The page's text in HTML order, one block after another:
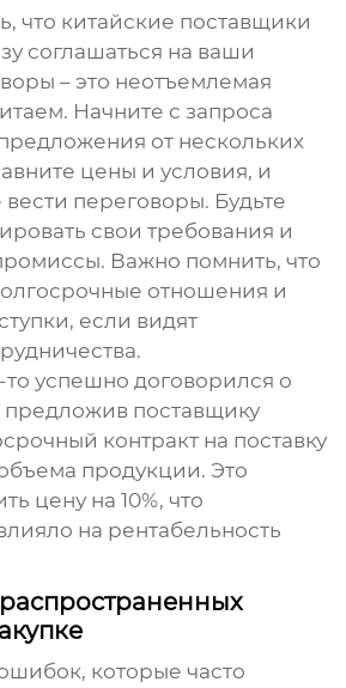
что китайские поставщики
соглашаться на ваши
– это неотъемлемая
Начните с запроса
от нескольких
цены и условия, и
переговоры. Будьте
свои требования и
Важно помнить, что
отношения и
если видят
успешно договорился о
поставщику
контракт на поставку
продукции. Это
цену на 10%, что
на рентабельность
которые часто